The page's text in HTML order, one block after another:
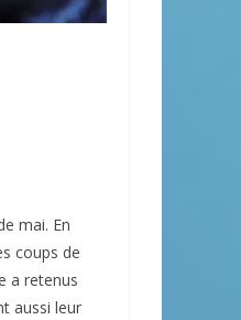
mai. En
coups de
a retenus
aussi leur